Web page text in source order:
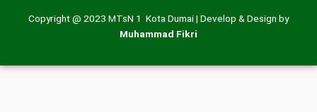
Copyright @ 2023 MTsN 1 Kota Dumai | Develop & Design by
Muhammad Fikri